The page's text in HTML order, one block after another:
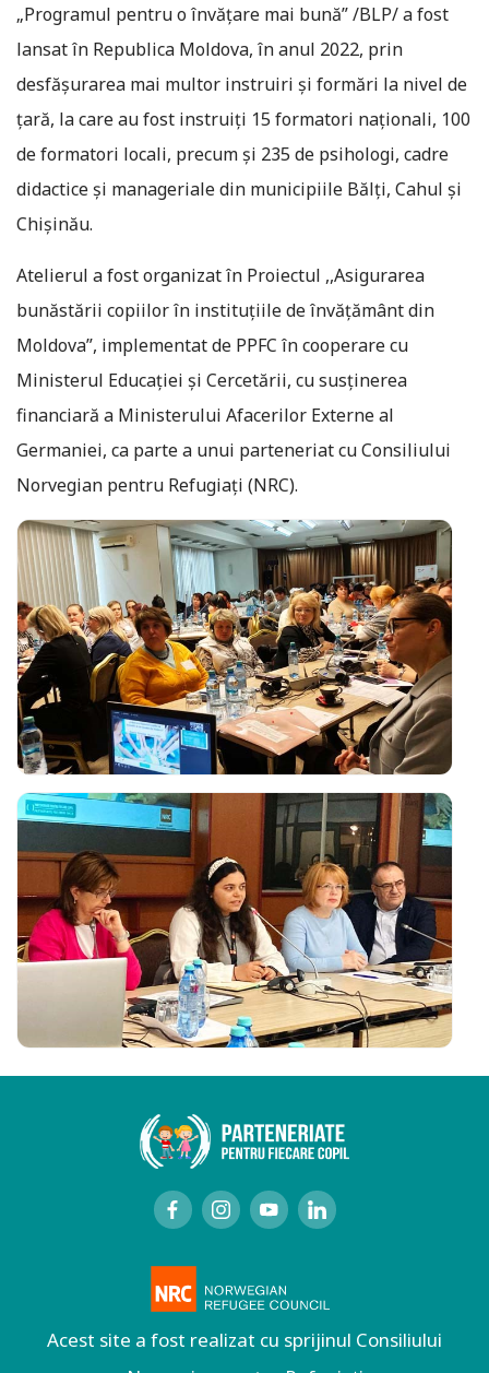
„Programul pentru o învățare mai bună” /BLP/ a fost
lansat în Republica Moldova, în anul 2022, prin
desfășurarea mai multor instruiri și formări la nivel de
țară, la care au fost instruiți 15 formatori naționali, 100
de formatori locali, precum și 235 de psihologi, cadre
didactice și manageriale din municipiile Bălți, Cahul și
Chișinău.
Atelierul a fost organizat în Proiectul ,,Asigurarea
bunăstării copiilor în instituțiile de învățământ din
Moldova”, implementat de PPFC în cooperare cu
Ministerul Educației și Cercetării, cu susținerea
financiară a Ministerului Afacerilor Externe al
Germaniei, ca parte a unui parteneriat cu Consiliului
Norvegian pentru Refugiați (NRC).
Acest site a fost realizat cu sprijinul Consiliului